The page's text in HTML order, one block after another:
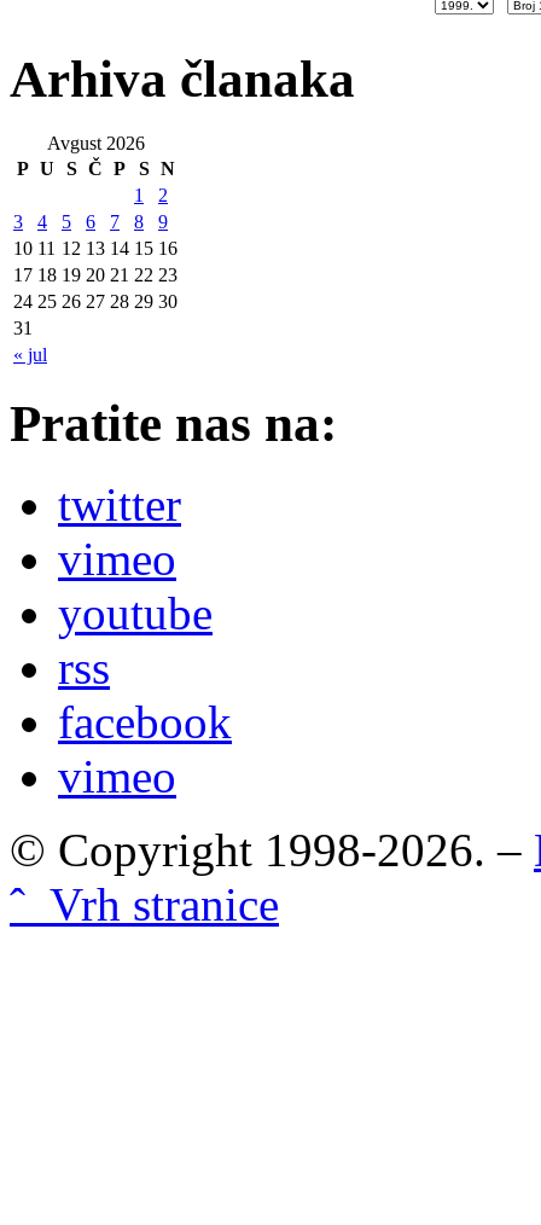
Arhiva članaka
Avgust 2026
P U S Č P S N
« jul
1
2
3
4 5 6 7 8
9
10 11 12 13 14 15 16
17 18 19 20 21 22 23
24 25 26 27 28 29 30
31
Pratite nas na:
twitter
vimeo
youtube
rss
facebook
vimeo
© Copyright 1998-2026. –
ˆ Vrh stranice